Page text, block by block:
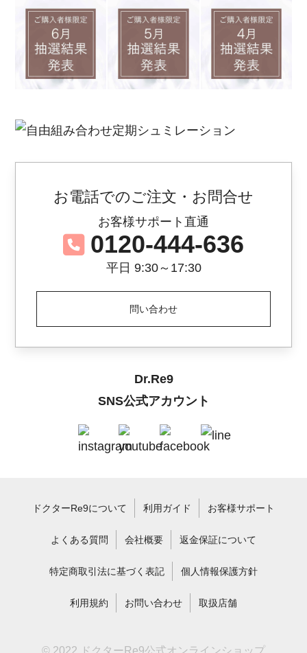
お電話でのご注文・お問合せ
お客様サポート直通
0120-444-636
平日 9:30～17:30
問い合わせ
Dr.Re9
SNS公式アカウント
ドクターRe9について 利用ガイド お客様サポート
よくある質問 会社概要 返金保証について
特定商取引法に基づく表記 個人情報保護方針
利用規約 お問い合わせ 取扱店舗